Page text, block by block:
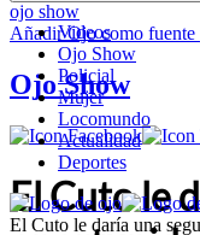
Videos
Ojo Show
Policial
Mujer
Locomundo
Actualidad
Deportes
El Cuto le daría una
ojo show
AñadirOjocomo fuente
Ojo Show
El Cuto le